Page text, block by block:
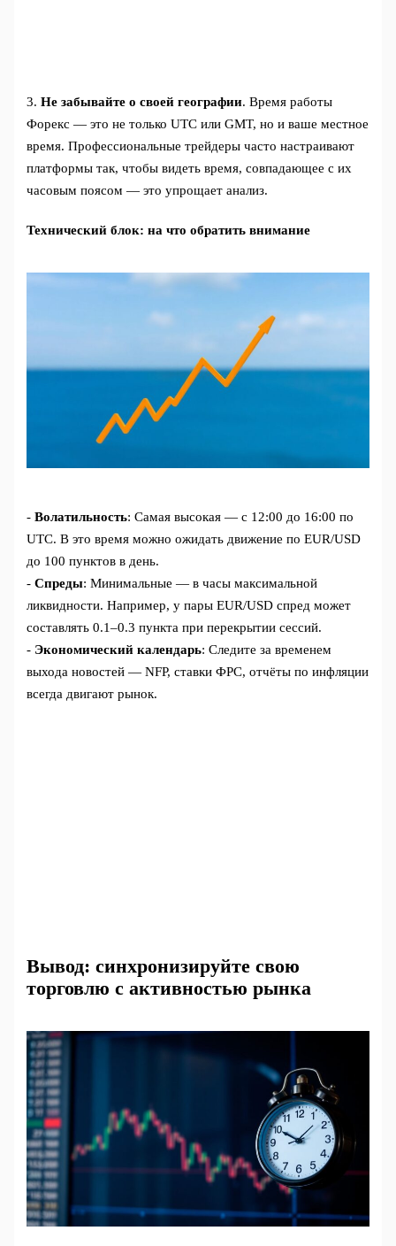
3.Не забывайте о своей географии. Время работы
Форекс — это не только UTC или GMT, но и ваше местное
время. Профессиональные трейдеры часто настраивают
платформы так, чтобы видеть время, совпадающее с их
часовым поясом — это упрощает анализ.
Технический блок: на что обратить внимание
-Волатильность: Самая высокая — с 12:00 до 16:00 по
UTC. В это время можно ожидать движение по EUR/USD
до 100 пунктов в день.
-Спреды: Минимальные — в часы максимальной
ликвидности. Например, у пары EUR/USD спред может
составлять 0.1–0.3 пункта при перекрытии сессий.
- Экономический календарь: Следите за временем
выхода новостей — NFP, ставки ФРС, отчёты по инфляции
всегда двигают рынок.
Вывод: синхронизируйте свою
торговлю с активностью рынка